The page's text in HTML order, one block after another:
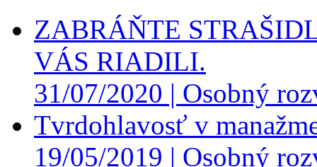
ZABRÁŇTE
VÁS RIADILI.
31/07/2020 | Osobný
Tvrdohlavosť v
19/05/2019 | Osobný